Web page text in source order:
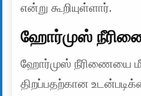
என்று கூறியுள்ளார்.
ஹோர்முஸ்
ஹோர்முஸ் நீரிணையை
திறப்பதற்கான